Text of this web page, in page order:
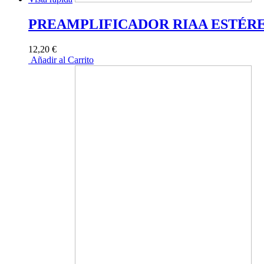
PREAMPLIFICADOR RIAA
12,20 €
Añadir al Carrito